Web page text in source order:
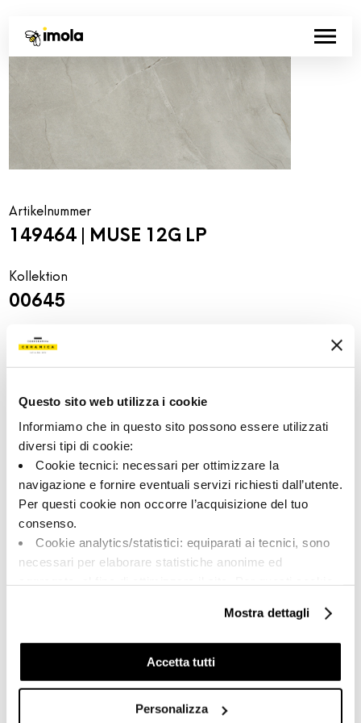
Questo sito web utilizza i cookie
Informiamo che in questo sito possono essere utilizzati
diversi tipi di cookie:
Cookie tecnici: necessari per ottimizzare la
navigazione e fornire eventuali servizi richiesti dall’utente.
Per questi cookie non occorre l’acquisizione del tuo
consenso.
Cookie analytics/statistici: equiparati ai tecnici, sono
necessari per elaborare statistiche anonime ed
Cookie di profilazione/marketing: sono utilizzati, solo
previo tuo consenso, per esaminare le tue abitudini di
navigazione e mostrarti quindi avvisi pubblicitari mirati, in
linea con le tue preferenze.
cookie di profilazione, selezionando uno dei bottoni sotto
Mostra dettagli
Accetta tutti
Personalizza
Artikelnummer
149464 | MUSE 12G LP
Kollektion
00645
Farbe:
Grau
60.0x120.0
V2
Maßeinheit:
MQ
Share: